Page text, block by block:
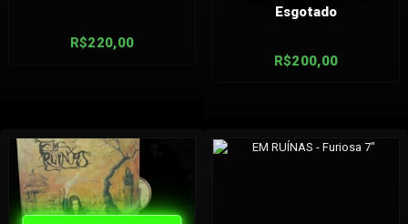
R$220,00
Esgotado
R$200,00